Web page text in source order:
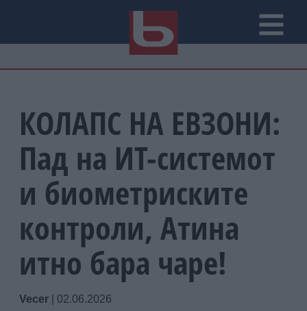
КОЛАПС НА ЕВЗОНИ:
Пад на ИТ-системот
и биометриските
контроли, Атина
итно бара чаре!
Vecer 02.06.2026